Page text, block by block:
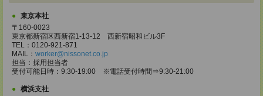
東京本社
〒160-0023
東京都新宿区西新宿1-13-12 西新宿昭和ビル3F
TEL：0120-921-871
MAIL： worker@nissonet.co.jp
担当：採用担当者
受付可能日時：9:30-19:00 ※電話受付時間⇒9:30-21:00
横浜支社